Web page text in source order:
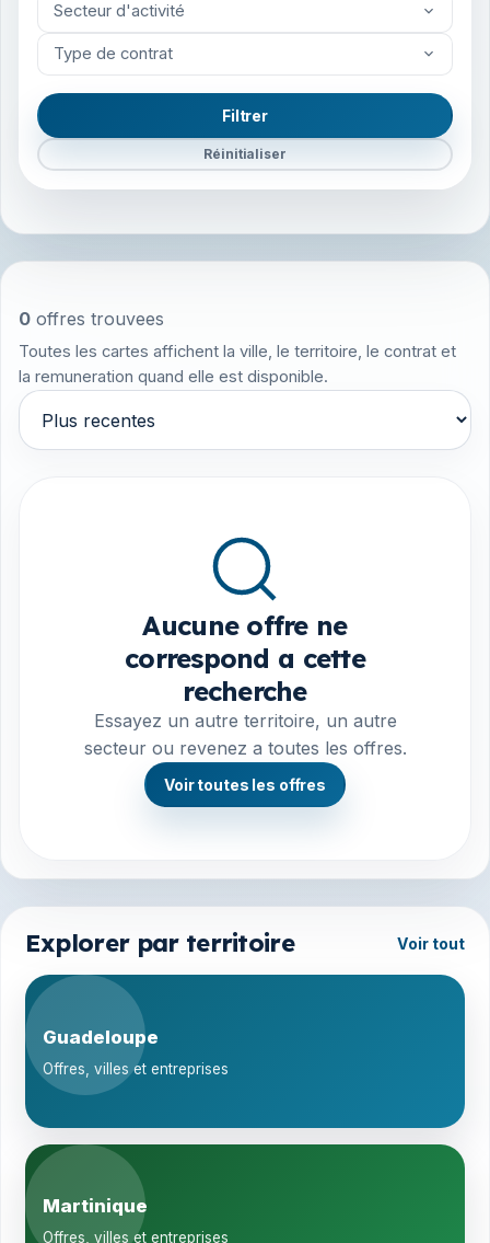
Secteur d'activité
Type de contrat
Filtrer
Réinitialiser
0 offres trouvees
Toutes les cartes affichent la ville, le territoire, le contrat et
la remuneration quand elle est disponible.
Trier par
Aucune offre ne
correspond a cette
recherche
Essayez un autre territoire, un autre
secteur ou revenez a toutes les offres.
Voir toutes les offres
Explorer par territoire Voir tout
Guadeloupe
Offres, villes et entreprises
Martinique
Offres, villes et entreprises